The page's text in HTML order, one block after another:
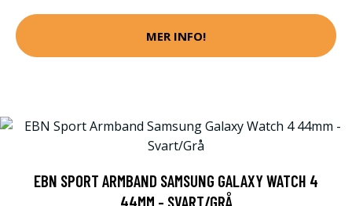
MER INFO!
EBN SPORT ARMBAND SAMSUNG GALAXY WATCH 4
44MM - SVART/GRÅ